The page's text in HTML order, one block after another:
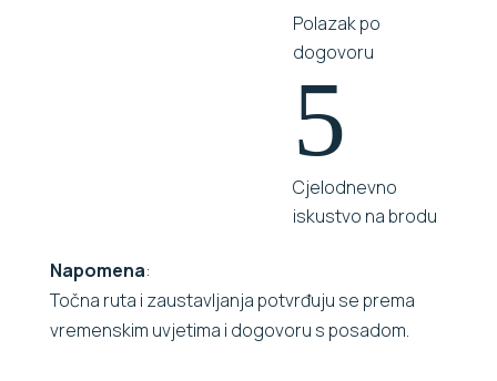
Polazak po
dogovoru
5
Cjelodnevno
iskustvo na brodu
Napomena:
Točna ruta i zaustavljanja potvrđuju se prema
vremenskim uvjetima i dogovoru s posadom.